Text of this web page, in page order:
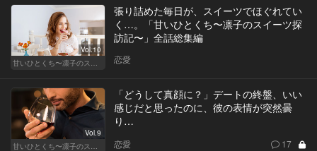
Vol.10
甘いひとくち〜凛子のスイーツ探訪記〜
張り詰めた毎日が、スイーツでほぐれてい
く…。「甘いひとくち〜凛子のスイーツ探
訪記〜」全話総集編
恋愛
Vol.9
「どうして真顔に？」デートの終盤、いい
感じだと思ったのに、彼の表情が突然曇
り…
恋愛 17